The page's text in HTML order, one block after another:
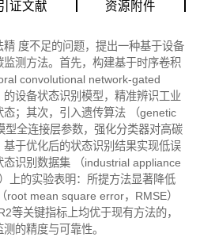
证文献 资源附件
度不足的问题，提出一种基于设备
测方法。首先，构建基于时序卷积
convolutional network-gated
设备状态识别模型，精准辨识工业
；其次，引入遗传算法 （genetic
全连接层参数，强化分类器对高碳
于优化后的状态识别结果实现低误
识别数据集 （industrial appliance
上的实验表明：所提方法显著降低
root mean square error，RMSE）
等关键指标上均优于现有方法的，
的精度与可靠性。